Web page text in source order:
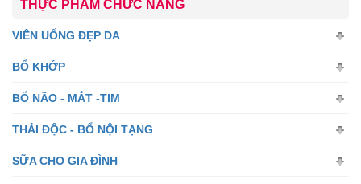
THỰC PHẨM CHỨC NĂNG
VIÊN UỐNG ĐẸP DA
BỔ KHỚP
BỔ NÃO - MẮT -TIM
THẢI ĐỘC - BỔ NỘI TẠNG
SỮA CHO GIA ĐÌNH